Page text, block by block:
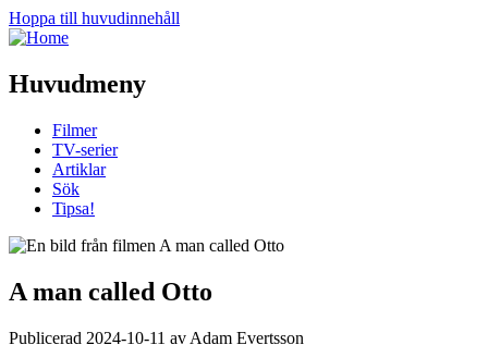
Hoppa till huvudinnehåll
Huvudmeny
Filmer
TV-serier
Artiklar
Sök
Tipsa!
A man called Otto
Publicerad 2024-10-11 av Adam Evertsson